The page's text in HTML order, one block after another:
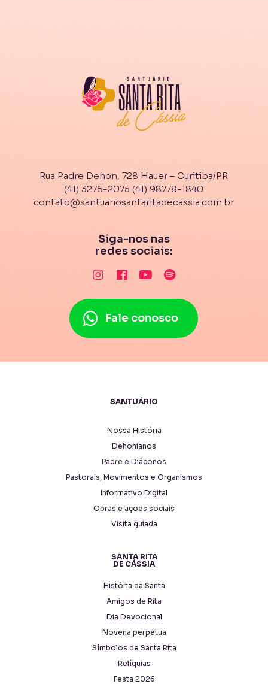
Rua Padre Dehon, 728 Hauer – Curitiba/PR
(41) 3276-2075 (41) 98778-1840
contato@santuariosantaritadecassia.com.br
Siga-nos nas
redes sociais:
Fale conosco
SANTUÁRIO
Nossa História
Dehonianos
Padre e Diáconos
Pastorais, Movimentos e Organismos
Informativo Digital
Obras e ações sociais
Visita guiada
SANTA RITA
DE CÁSSIA
História da Santa
Amigos de Rita
Dia Devocional
Novena perpétua
Símbolos de Santa Rita
Relíquias
Festa 2026